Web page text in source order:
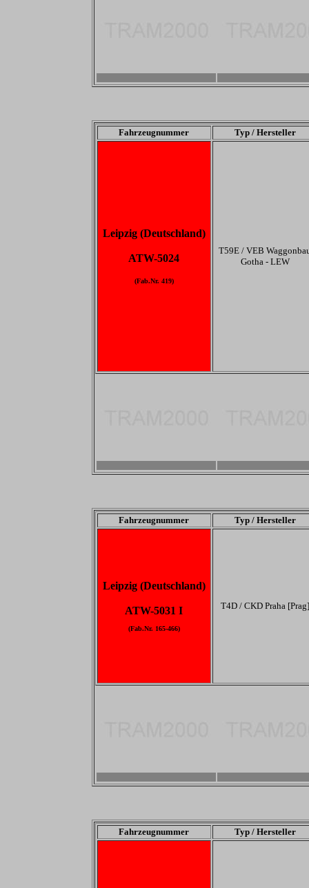
Fahrzeugnummer Typ / Hersteller
Leipzig (Deutschland)
ATW-5024
(Fab.Nr. 419)
T59E / VEB
Gotha - LEW
Fahrzeugnummer Typ / Hersteller
Leipzig (Deutschland)
ATW-5031 I
(Fab.Nr. 165-466)
T4D / CKD Praha [Prag]
Fahrzeugnummer Typ / Hersteller